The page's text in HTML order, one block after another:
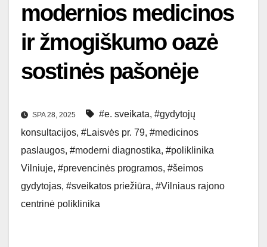
modernios medicinos
ir žmogiškumo oazė
sostinės pašonėje
SPA 28, 2025 #e. sveikata, #gydytojų
konsultacijos, #Laisvės pr. 79, #medicinos
paslaugos, #moderni diagnostika, #poliklinika
Vilniuje, #prevencinės programos, #šeimos
gydytojas, #sveikatos priežiūra, #Vilniaus rajono
centrinė poliklinika